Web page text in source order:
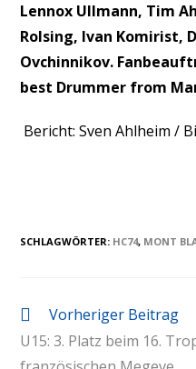
Lennox Ullmann, Tim
Rolsing, Ivan Komirist,
Ovchinnikov.
best Drummer from
Bericht: Sven Ahlheim /
SCHLAGWÖRTER: HC74, MONT
Vorheriger Beitrag
U15: 3. Platz beim 16.